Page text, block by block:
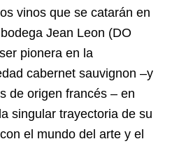
vinos que se catarán en
Jean Leon (DO
pionera en la
cabernet sauvignon –y
de origen francés – en
singular trayectoria de su
el mundo del arte y el